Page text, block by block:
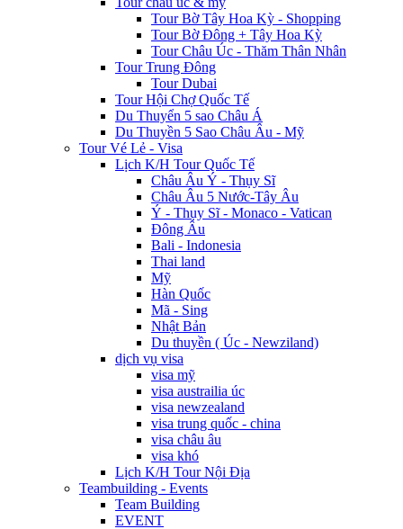
Tour Bờ Tây Hoa Kỳ - Shopping
Tour Bờ Đông + Tây Hoa Kỳ
Tour Châu Úc - Thăm Thân Nhân
Tour Trung Đông
Tour Dubai
Tour Hội Chợ Quốc Tế
Du Thuyển 5 sao Châu Á
Du Thuyền 5 Sao Châu Âu - Mỹ
Tour Vé Lẻ - Visa
Lịch K/H Tour Quốc Tế
Châu Âu Ý - Thụy Sĩ
Châu Âu 5 Nước-Tây Âu
Ý - Thụy Sĩ - Monaco - Vatican
Đông Âu
Bali - Indonesia
Thai land
Mỹ
Hàn Quốc
Mã - Sing
Nhật Bản
Du thuyền ( Úc - Newziland)
dịch vụ visa
visa mỹ
visa austrailia úc
visa newzealand
visa trung quốc - china
visa châu âu
visa khó
Lịch K/H Tour Nội Địa
Teambuilding - Events
Team Building
EVENT